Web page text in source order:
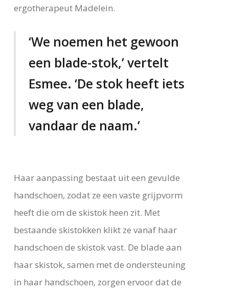
ergotherapeut Madelein.
‘We noemen het gewoon
een blade-stok,’ vertelt
Esmee. ‘De stok heeft iets
weg van een blade,
vandaar de naam.’
Haar aanpassing bestaat uit een gevulde
handschoen, zodat ze een vaste grijpvorm
heeft die om de skistok heen zit. Met
bestaande skistokken klikt ze vanaf haar
handschoen de skistok vast. De blade aan
haar skistok, samen met de ondersteuning
in haar handschoen, zorgen ervoor dat de